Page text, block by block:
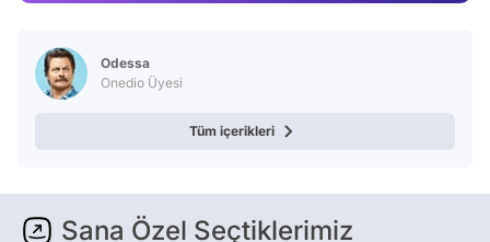
Odessa
Onedio Üyesi
Tüm içerikleri
Sana Özel Seçtiklerimiz